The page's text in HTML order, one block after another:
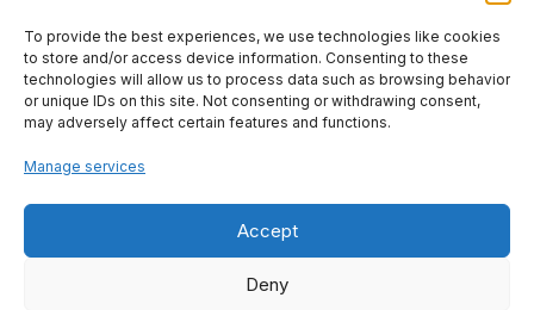
To provide the best experiences, we use technologies like cookies
to store and/or access device information. Consenting to these
technologies will allow us to process data such as browsing behavior
or unique IDs on this site. Not consenting or withdrawing consent,
may adversely affect certain features and functions.
Manage services
Accept
Deny
© 2025 Srednja turističko-ugostiteljska škola Mostar. Sva prava
pridržana. Web by Rimac web studio.
Srednja turističko
ugostiteljska škola
Mostar